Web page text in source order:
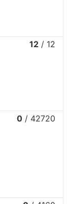
12 / 12
0 / 42720